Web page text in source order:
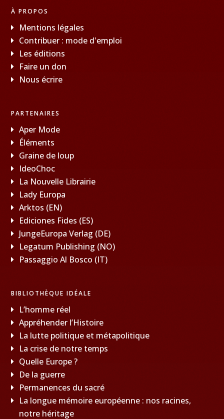
À PROPOS
Mentions légales
Contribuer : mode d'emploi
Les éditions
Faire un don
Nous écrire
PARTENAIRES
Aper Mode
Éléments
Graine de loup
IdeoChoc
La Nouvelle Librairie
Lady Europa
Arktos (EN)
Ediciones Fides (ES)
JungeEuropa Verlag (DE)
Legatum Publishing (NO)
Passaggio Al Bosco (IT)
BIBLIOTHÈQUE IDÉALE
L’homme réel
Appréhender l’Histoire
La lutte politique et métapolitique
La crise de notre temps
Quelle Europe ?
De la guerre
Permanences du sacré
La longue mémoire européenne : nos racines,
notre héritage